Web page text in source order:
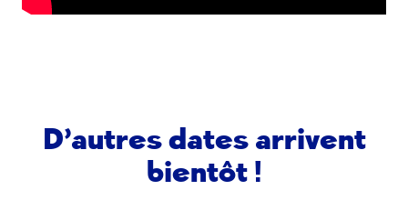
D’autres dates arrivent
bientôt !